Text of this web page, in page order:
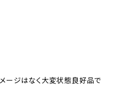
ージはなく大変状態良好品で